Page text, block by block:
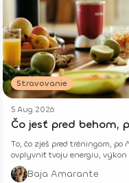
Stravovanie
5 Aug 2026
Čo jesť pred behom,
To, čo zješ pred tréningom,
ovplyvniť tvoju energiu, výkon
Baja Amarante